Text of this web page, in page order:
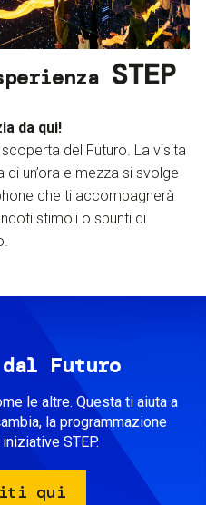
STEP
da qui!
del Futuro. La visita
un’ora e mezza si svolge
che ti accompagnerà
stimoli o spunti di
Futuro
le altre. Questa ti aiuta a
la programmazione
STEP.
qui